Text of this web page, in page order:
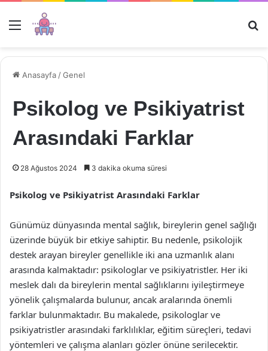
Menü
Anasayfa /Genel
Psikolog ve Psikiyatrist
Arasındaki Farklar
28 Ağustos 2024 3 dakika okuma süresi
Psikolog ve Psikiyatrist Arasındaki Farklar
Günümüz dünyasında mental sağlık, bireylerin genel sağlığı
üzerinde büyük bir etkiye sahiptir. Bu nedenle, psikolojik
destek arayan bireyler genellikle iki ana uzmanlık alanı
arasında kalmaktadır: psikologlar ve psikiyatristler. Her iki
meslek dalı da bireylerin mental sağlıklarını iyileştirmeye
yönelik çalışmalarda bulunur, ancak aralarında önemli
farklar bulunmaktadır. Bu makalede, psikologlar ve
psikiyatristler arasındaki farklılıklar, eğitim süreçleri, tedavi
yöntemleri ve çalışma alanları gözler önüne serilecektir.